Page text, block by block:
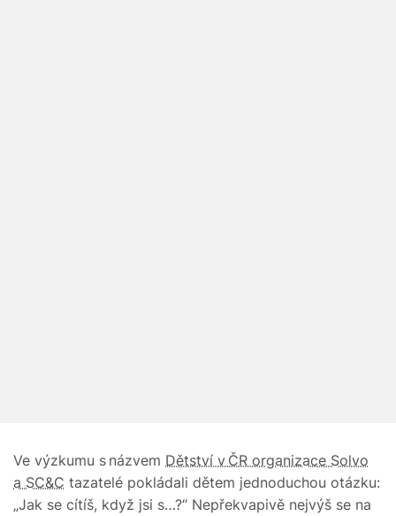
Ve výzkumu s názvem Dětství v ČR organizace Solvo
a SC&C tazatelé pokládali dětem jednoduchou otázku:
„Jak se cítíš, když jsi s…?“ Nepřekvapivě nejvýš se na